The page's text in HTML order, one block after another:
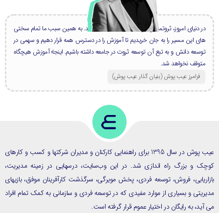
در دنیای امروز، ثروتمندان بزرگ، همه دانشمند هستند. به همین سبب ما تمام سختی
های این مسیر را به جان خریدیم تا آموزش را در دسترس همه قرار دهیم و سهمی در
توسعه دانش و به تبع آن توسعه ثروت در جامعه داشته باشیم. اینجا؛ آموزش هیچگاه
متوقف نخواهد شد.
فرامرز عیب پوش (بنیان گذار عیب پوش​)
عیب پوش در سال 1395 برای راهنمایی کارکنان و مدیران شرکتها و کسب و کارهای
و بزرگ راه اندازی شد. در این وب‌سایت، درسهایی در زمینه مدیریت،
فروش، توسعه فردی، پخش مویرگی، سرگذشت کارآفرینان موفق، بازیهای
و بسیاری از موارد مفیدی که در توسعه فردی و سازمانی به کمک تمام افراد
به رایگان در اختیار عموم قرار گرفته است.